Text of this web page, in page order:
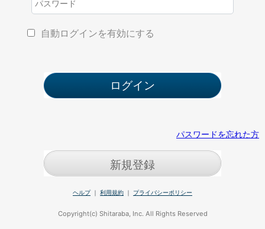
自動ログインを有効にする
パスワードを忘れた方
新規登録
ヘルプ｜ 利用規約 ｜ プライバシーポリシー
Copyright(c) Shitaraba, Inc. All Rights Reserved